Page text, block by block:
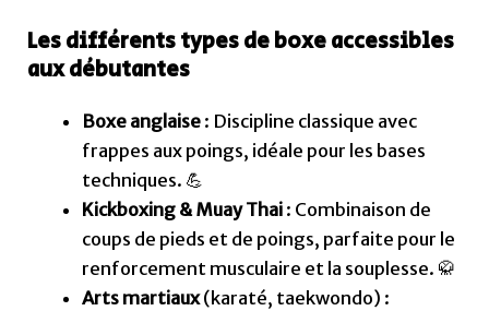
Les différents types de boxe accessibles
aux débutantes
Boxe anglaise: Discipline classique avec
frappes aux poings, idéale pour les bases
techniques. 💪
Kickboxing & Muay Thai: Combinaison de
coups de pieds et de poings, parfaite pour le
renforcement musculaire et la souplesse. 🥋
Arts martiaux(karaté, taekwondo) :